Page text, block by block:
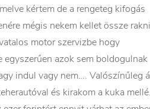
kértem de a rengeteg kifogás
mégis nekem kellet össze
motor szervizbe hogy
egyszerűen azok sem boldogulnak
indul vagy nem…. Valószínűleg
és kirakom a kuka mellé.